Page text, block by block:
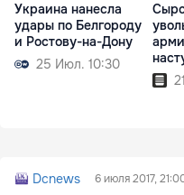
Украина нанесла
удары по Белгороду
и Ростову-на-Дону
25 Июл. 10:30
Dcnews 6 июля 2017,